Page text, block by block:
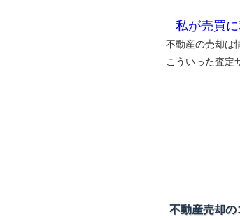
私が売買
不動産の売却は
こういった査定
不動産売却の